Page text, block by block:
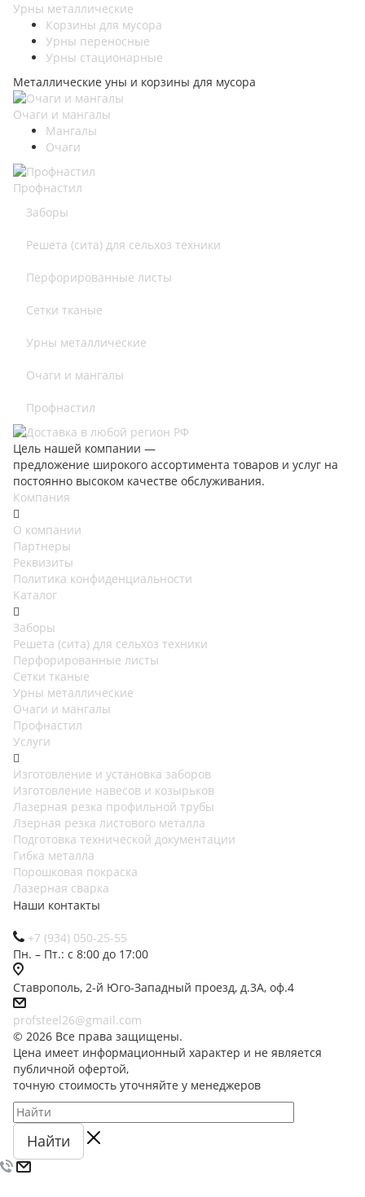
Урны металлические
Корзины для мусора
Урны переносные
Урны стационарные
Металлические уны и корзины для мусора
Очаги и мангалы
Мангалы
Очаги
Профнастил
Заборы
Решета (сита) для сельхоз техники
Перфорированные листы
Сетки тканые
Урны металлические
Очаги и мангалы
Профнастил
Цель нашей компании —
предложение широкого ассортимента товаров и услуг на
постоянно высоком качестве обслуживания.
Компания
О компании
Партнеры
Реквизиты
Политика конфиденциальности
Каталог
Заборы
Решета (сита) для сельхоз техники
Перфорированные листы
Сетки тканые
Урны металлические
Очаги и мангалы
Профнастил
Услуги
Изготовление и установка заборов
Изготовление навесов и козырьков
Лазерная резка профильной трубы
Лзерная резка листового металла
Подготовка технической документации
Гибка металла
Порошковая покраска
Лазерная сварка
Наши контакты
+7 (934) 050-25-55
Пн. – Пт.: с 8:00 до 17:00
Ставрополь, 2-й Юго-Западный проезд, д.3А, оф.4
profsteel26@gmail.com
© 2026 Все права защищены.
Цена имеет информационный характер и не является
публичной офертой,
точную стоимость уточняйте у менеджеров
Найти